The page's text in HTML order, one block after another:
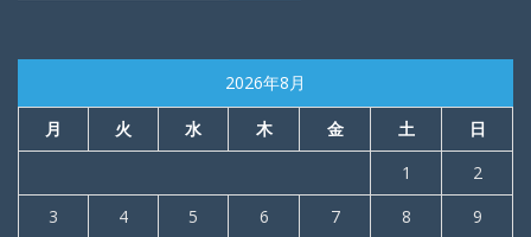
2026年8月
月 火 水 木 金 土
日
1
2
3
4 5 6 7 8 9